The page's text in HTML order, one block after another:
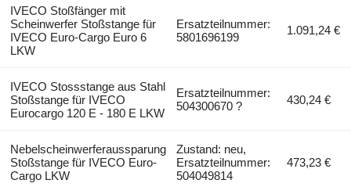
IVECO Stoßfänger mit
Scheinwerfer Stoßstange für
IVECO Euro-Cargo Euro 6
LKW
Ersatzteilnummer:
5801696199
1.091,24 €
IVECO Stossstange aus Stahl
Stoßstange für IVECO
Eurocargo 120 E - 180 E LKW
Ersatzteilnummer:
504300670 ?
430,24 €
Nebelscheinwerferaussparung
Stoßstange für IVECO Euro-
Cargo LKW
Zustand: neu,
Ersatzteilnummer:
504049814
473,23 €